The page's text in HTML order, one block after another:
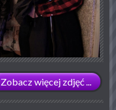
Zobacz więcej zdjęć ...